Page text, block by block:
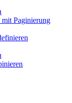
Paginierung